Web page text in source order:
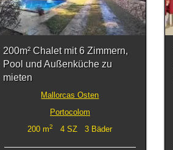
200m² Chalet mit 6 Zimmern,
Pool und Außenküche zu
mieten
Mallorcas Osten
Portocolom
200 m2 4 SZ 3 Bäder